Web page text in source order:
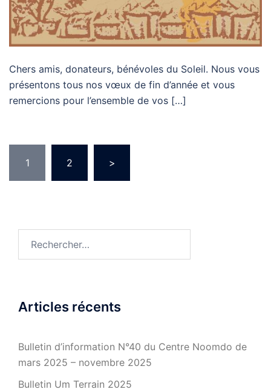
Chers amis, donateurs, bénévoles du Soleil. Nous vous
présentons tous nos vœux de fin d’année et vous
remercions pour l’ensemble de vos […]
des
publications
1 2 >
Articles récents
Bulletin d’information N°40 du Centre Noomdo de
mars 2025 – novembre 2025
Bulletin Um Terrain 2025